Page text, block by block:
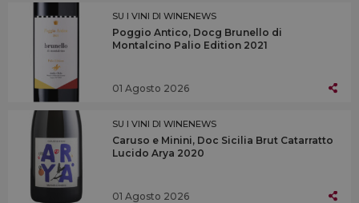
SU I VINI DI WINENEWS
Poggio Antico, Docg Brunello di
Montalcino Palio Edition 2021
01 Agosto 2026
SU I VINI DI WINENEWS
Caruso e Minini, Doc Sicilia Brut Catarratto
Lucido Arya 2020
01 Agosto 2026